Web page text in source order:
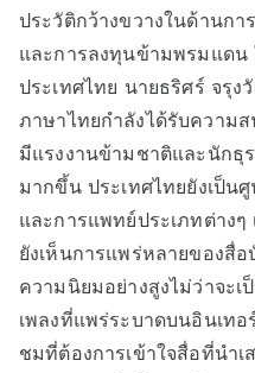
ประวัติกว้างขวางในด้านก
และการลงทุนข้ามพรมแดน
ประเทศไทย นายธริศร์ จรุ
ภาษาไทยกำลังได้รับความ
มีแรงงานข้ามชาติและนักธุ
มากขึ้น ประเทศไทยยังเป็น
และการแพทย์ประเภทต่าง
ยังเห็นการแพร่หลายของสื่อ
ความนิยมอย่างสูงไม่ว่าจะ
เพลงที่แพร่ระบาดบนอินเท
ชมที่ต้องการเข้าใจสื่อที่นำ